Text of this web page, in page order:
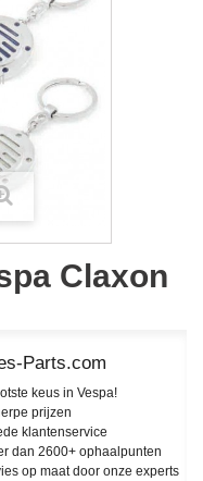
Claxon
Parts.com
keus in Vespa!
prijzen
klantenservice
dan 2600+ ophaalpunten
op maat door onze experts